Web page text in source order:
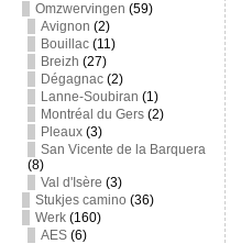
Omzwervingen (59)
Avignon (2)
Bouillac(11)
Breizh (27)
Dégagnac(2)
Lanne-Soubiran (1)
Montréal du Gers(2)
Pleaux(3)
San Vicente de la Barquera
(8)
Val d'Isère (3)
Stukjes camino (36)
Werk(160)
AES(6)